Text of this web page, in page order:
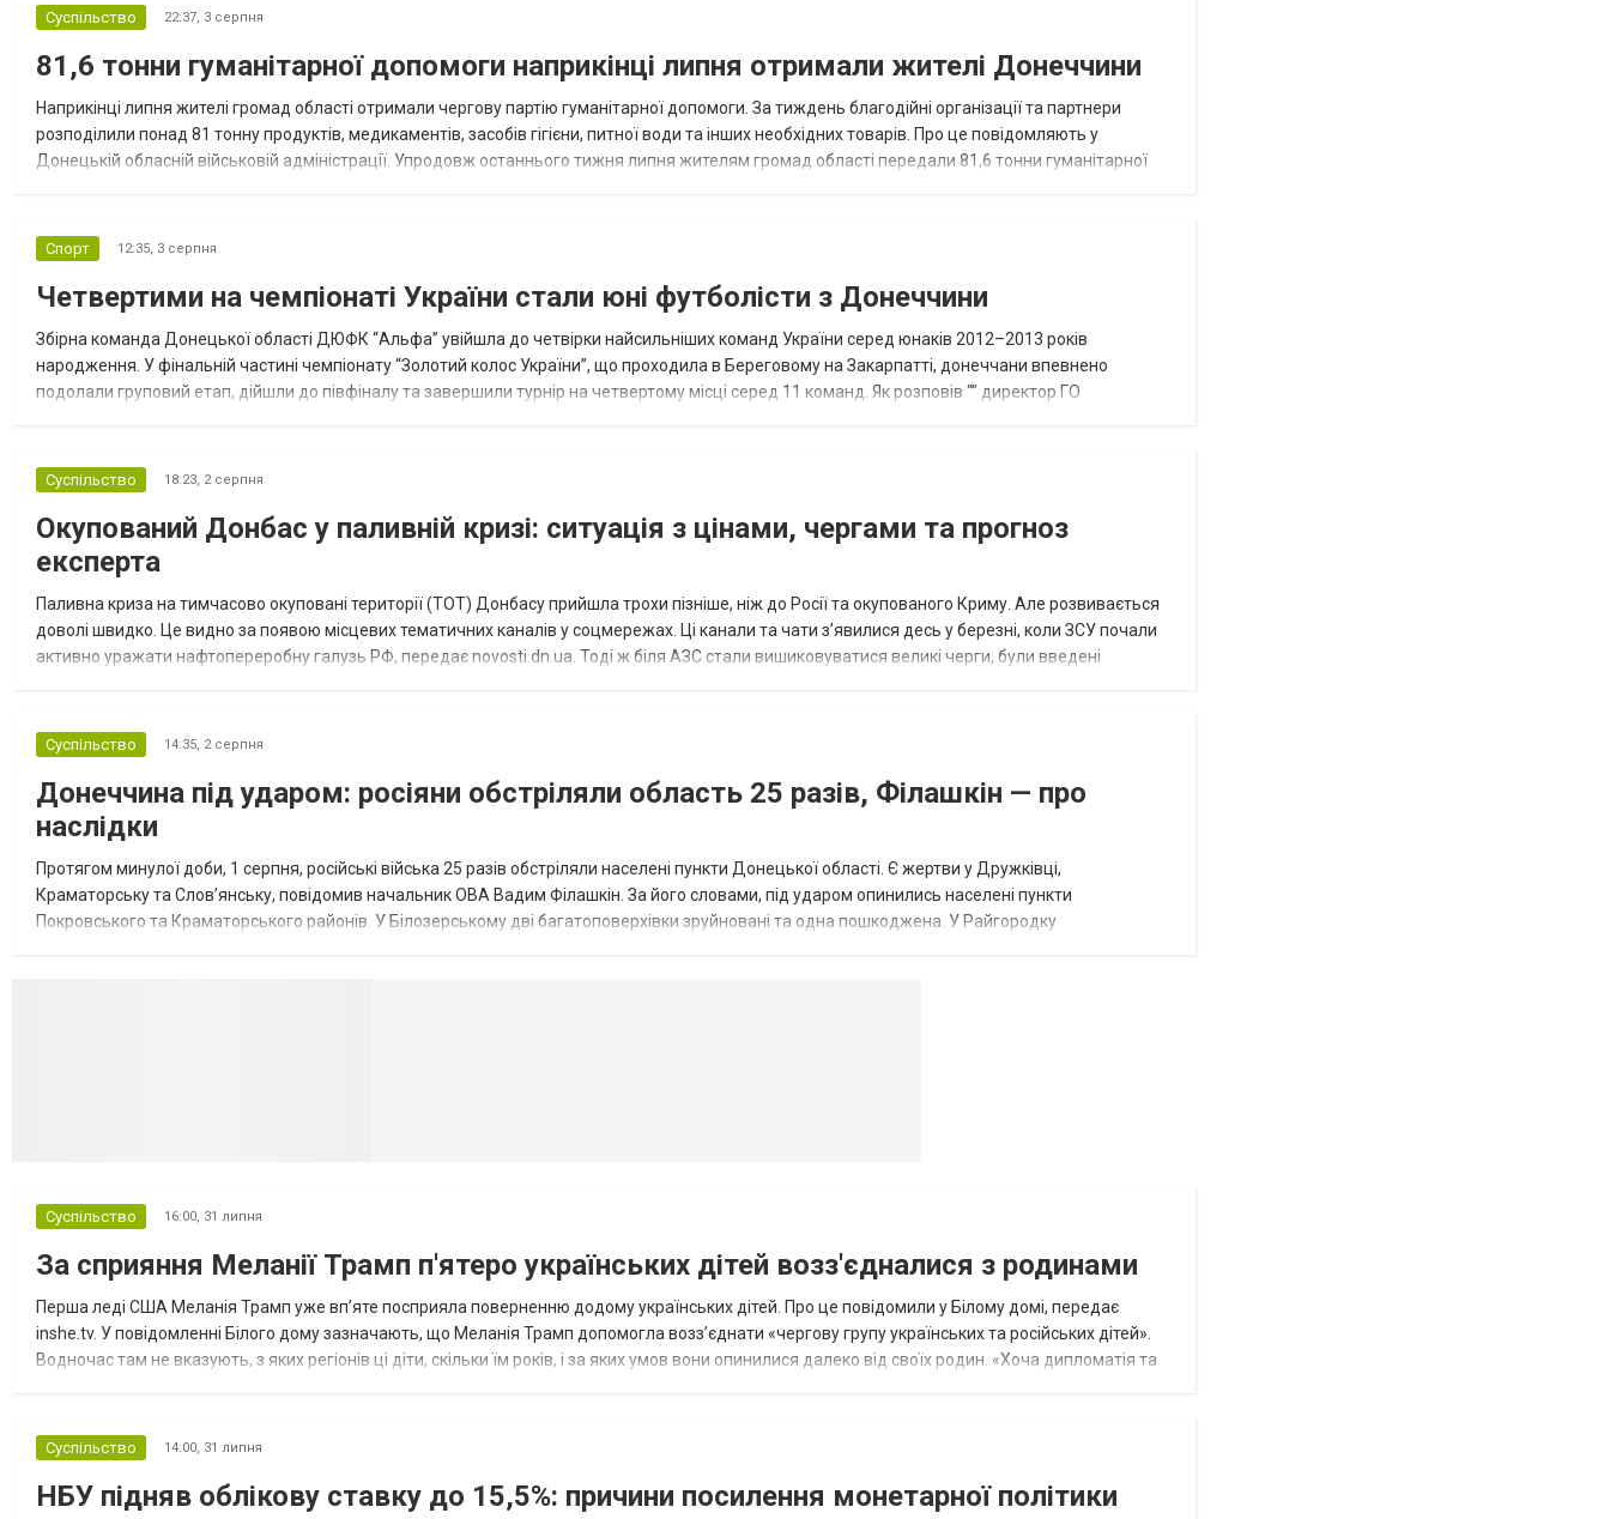
Суспільство 22:37, 3 серпня
81,6 тонни гуманітарної допомоги наприкінці липня отримали жителі Донеччини
Наприкінці липня жителі громад області отримали чергову партію гуманітарної допомоги. За тиждень благодійні організації та партнери
розподілили понад 81 тонну продуктів, медикаментів, засобів гігієни, питної води та інших необхідних товарів. Про це повідомляють у
Донецькій обласній військовій адміністрації. Упродовж останнього тижня липня жителям громад області передали 81,6 тонни гуманітарної
Спорт 12:35, 3 серпня
Четвертими на чемпіонаті України стали юні футболісти з Донеччини
Збірна команда Донецької області ДЮФК “Альфа” увійшла до четвірки найсильніших команд України серед юнаків 2012–2013 років
народження. У фінальній частині чемпіонату “Золотий колос України”, що проходила в Береговому на Закарпатті, донеччани впевнено
подолали груповий етап, дійшли до півфіналу та завершили турнір на четвертому місці серед 11 команд. Як розповів “” директор ГО
Суспільство 18:23, 2 серпня
Окупований Донбас у паливній кризі: ситуація з цінами, чергами та прогноз
експерта
Паливна криза на тимчасово окуповані території (ТОТ) Донбасу прийшла трохи пізніше, ніж до Росії та окупованого Криму. Але розвивається
доволі швидко. Це видно за появою місцевих тематичних каналів у соцмережах. Ці канали та чати з’явилися десь у березні, коли ЗСУ почали
активно уражати нафтопереробну галузь РФ, передає novosti.dn.ua. Тоді ж біля АЗС стали вишиковуватися великі черги, були введені
Суспільство 14:35, 2 серпня
Донеччина під ударом: росіяни обстріляли область 25 разів, Філашкін — про
наслідки
Протягом минулої доби, 1 серпня, російські війська 25 разів обстріляли населені пункти Донецької області. Є жертви у Дружківці,
Краматорську та Слов’янську, повідомив начальник ОВА Вадим Філашкін. За його словами, під ударом опинились населені пункти
Покровського та Краматорського районів. У Білозерському дві багатоповерхівки зруйновані та одна пошкоджена. У Райгородку
Суспільство 16:00, 31 липня
За сприяння Меланії Трамп п'ятеро українських дітей возз'єдналися з родинами
Перша леді США Меланія Трамп уже впʼяте посприяла поверненню додому українських дітей. Про це повідомили у Білому домі, передає
inshe.tv. У повідомленні Білого дому зазначають, що Меланія Трамп допомогла возз’єднати «чергову групу українських та російських дітей».
Водночас там не вказують, з яких регіонів ці діти, скільки їм років, і за яких умов вони опинилися далеко від своїх родин. «Хоча дипломатія та
Суспільство 14:00, 31 липня
НБУ підняв облікову ставку до 15,5%: причини посилення монетарної політики